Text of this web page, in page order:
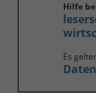
Hilfe
Es